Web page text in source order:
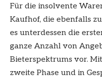
Für die insolvente
Kaufhof, die ebenfalls
es unterdessen die
ganze Anzahl von
Bieterspektrums vor.
zweite Phase und in